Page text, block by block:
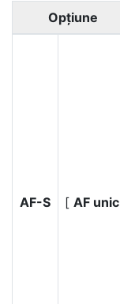
Opțiune
AF-S [ AF unic